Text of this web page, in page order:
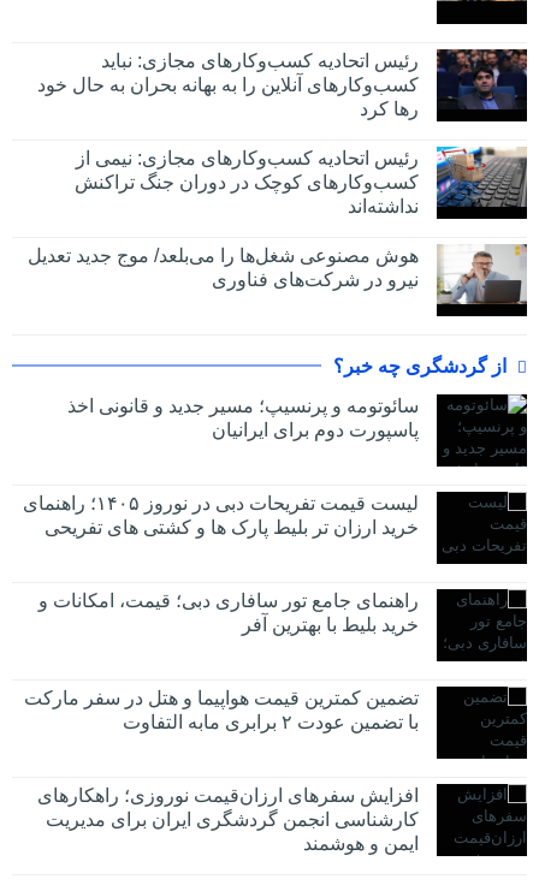
رئیس اتحادیه کسب‌وکارهای مجازی: نباید
کسب‌وکارهای آنلاین را به بهانه بحران به حال خود
رها کرد
رئیس اتحادیه کسب‌وکارهای مجازی: نیمی از
کسب‌وکارهای کوچک در دوران جنگ‌ تراکنش
نداشته‌اند
هوش مصنوعی شغل‌ها را می‌بلعد/ موج جدید تعدیل
نیرو در شرکت‌های فناوری
از گردشگری چه خبر؟
سائوتومه و پرنسیپ؛ مسیر جدید و قانونی اخذ
پاسپورت دوم برای ایرانیان
لیست قیمت تفریحات دبی در نوروز ۱۴۰۵؛ راهنمای
خرید ارزان تر بلیط پارک ها و کشتی های تفریحی
راهنمای جامع تور سافاری دبی؛ قیمت، امکانات و
خرید بلیط با بهترین آفر
تضمین کمترین قیمت هواپیما و هتل در سفر مارکت
با تضمین عودت ۲ برابری مابه التفاوت
افزایش سفرهای ارزان‌قیمت نوروزی؛ راهکارهای
کارشناسی انجمن گردشگری ایران برای مدیریت
ایمن و هوشمند